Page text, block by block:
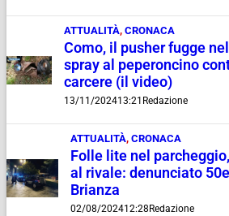
ATTUALITÀ,CRONACA
Como, il pusher fugge
spray al peperoncino
carcere (il video)
13/11/202413:21 Redazione
ATTUALITÀ, CRONACA
Folle lite nel
al rivale: denunciato
Brianza
02/08/202412:28 Redazione